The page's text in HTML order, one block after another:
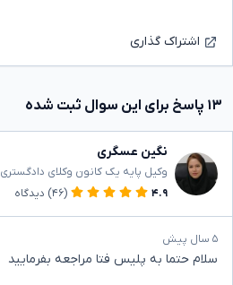
اشتراک گذاری
۱۳ پاسخ برای این سوال ثبت شده
نگین عسگری
وکیل پایه یک کانون وکلای دادگستری
۴.۹
(۴۶) دیدگاه
۵ سال پیش
سلام حتما به پلیس فتا مراجعه بفرمایید